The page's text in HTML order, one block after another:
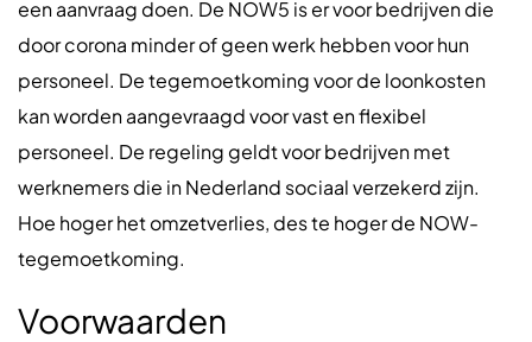
een aanvraag doen. De NOW5 is er voor bedrijven die
door corona minder of geen werk hebben voor hun
personeel. De tegemoetkoming voor de loonkosten
kan worden aangevraagd voor vast en flexibel
personeel. De regeling geldt voor bedrijven met
werknemers die in Nederland sociaal verzekerd zijn.
Hoe hoger het omzetverlies, des te hoger de NOW-
tegemoetkoming.
Voorwaarden